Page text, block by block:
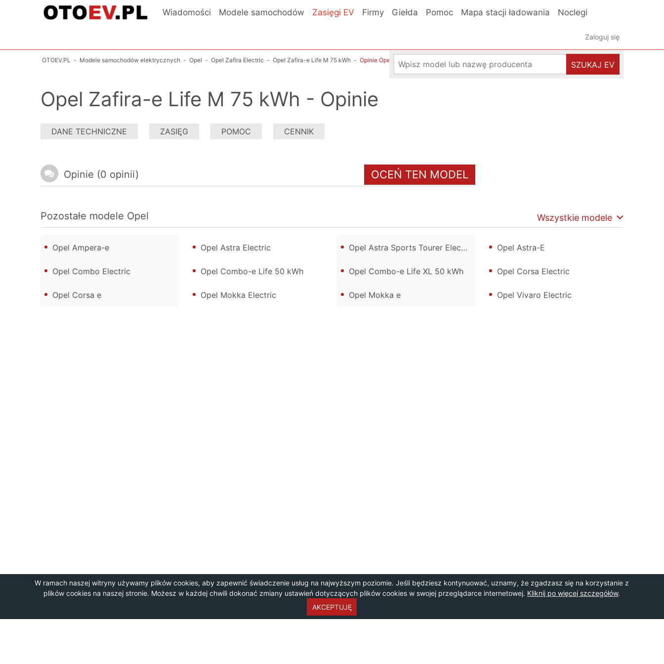
W ramach naszej witryny używamy plików cookies, aby zapewnić świadczenie usług na najwyższym poziomie. Jeśli będziesz kontynuować, uznamy, że zgadzasz się na korzystanie z
plików cookies na naszej stronie. Możesz w każdej chwili dokonać zmiany ustawień dotyczących plików cookies w swojej przeglądarce internetowej. Kliknij po więcej szczegółów.
AKCEPTUJĘ
Wiadomości Modele samochodów Zasięgi EV Firmy Giełda Pomoc Mapa stacji ładowania Noclegi
Zaloguj się
SZUKAJ EV
OTOEV.PL - Modele samochodów elektrycznych - Opel - Opel Zafira Electric - Opel Zafira-e Life M 75 kWh - Opinie Opel Zafira-e Life M 75 kWh
Opel Zafira-e Life M 75 kWh - Opinie
DANE TECHNICZNE ZASIĘG POMOC CENNIK
OCEŃ TEN MODEL
Opinie (0 opinii)
Pozostałe modele Opel Wszystkie modele
Opel Ampera-e Opel Astra Electric Opel Astra Sports Tourer Electric Opel Astra-E
Opel Combo Electric Opel Combo-e Life 50 kWh Opel Combo-e Life XL 50 kWh Opel Corsa Electric
Opel Corsa e Opel Mokka Electric Opel Mokka e Opel Vivaro Electric